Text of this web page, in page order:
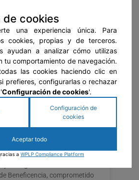
del Autocuidado:
de conexión,
y humanidad en el
julio se celebra el día del
Beneficencia, comprometido
cookies
una experiencia única. Para
cookies, propias y de terceros.
ayudan a analizar cómo utilizas
tu comportamiento de navegación.
las cookies haciendo clic en
prefieres, configurarlas o rechazar
Configuración de cookies'.
Configuración de
cookies
Aceptar todo
a WPLP Compliance Platform